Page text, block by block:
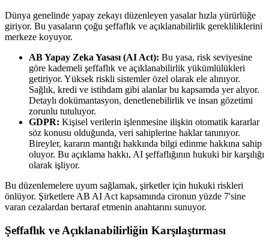
Dünya genelinde yapay zekayı düzenleyen yasalar hızla yürürlüğe
giriyor. Bu yasaların çoğu şeffaflık ve açıklanabilirlik gerekliliklerini
merkeze koyuyor.
AB Yapay Zeka Yasası (AI Act): Bu yasa, risk seviyesine
göre kademeli şeffaflık ve açıklanabilirlik yükümlülükleri
getiriyor. Yüksek riskli sistemler özel olarak ele alınıyor.
Sağlık, kredi ve istihdam gibi alanlar bu kapsamda yer alıyor.
Detaylı dokümantasyon, denetlenebilirlik ve insan gözetimi
zorunlu tutuluyor.
GDPR: Kişisel verilerin işlenmesine ilişkin otomatik kararlar
söz konusu olduğunda, veri sahiplerine haklar tanınıyor.
Bireyler, kararın mantığı hakkında bilgi edinme hakkına sahip
oluyor. Bu açıklama hakkı, AI şeffaflığının hukuki bir karşılığı
olarak işliyor.
Bu düzenlemelere uyum sağlamak, şirketler için hukuki riskleri
önlüyor. Şirketlere AB AI Act kapsamında cironun yüzde 7'sine
varan cezalardan bertaraf etmenin anahtarını sunuyor.
Şeffaflık ve Açıklanabilirliğin Karşılaştırması